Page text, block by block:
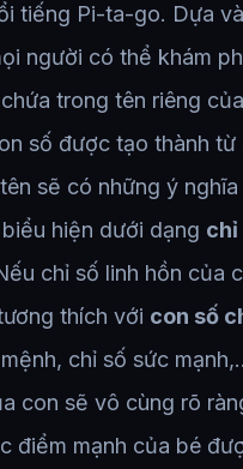
tiếng Pi-ta-go. Dựa
người có thể khám
trong tên riêng
số được tạo thành từ
sẽ có những ý nghĩa
hiện dưới dạng chỉ
chỉ số linh hồn của
thích với con số
chỉ số sức
con sẽ vô cùng rõ
điểm mạnh của bé